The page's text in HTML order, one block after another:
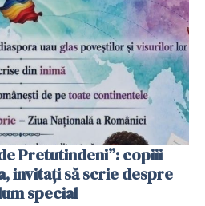
Pretutindeni”: copiii
invitați să scrie despre
special